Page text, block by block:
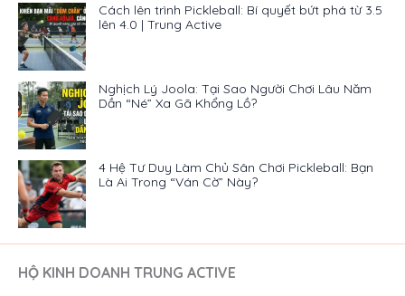
Cách lên trình Pickleball: Bí quyết bứt phá từ 3.5
lên 4.0 | Trung Active
Nghịch Lý Joola: Tại Sao Người Chơi Lâu Năm
Dần “Né” Xa Gã Khổng Lồ?
4 Hệ Tư Duy Làm Chủ Sân Chơi Pickleball: Bạn
Là Ai Trong “Ván Cờ” Này?
HỘ KINH DOANH TRUNG ACTIVE